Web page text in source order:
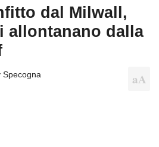
dal Milwall,
allontanano dalla
Specogna